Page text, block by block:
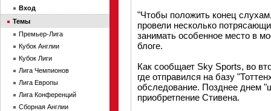
"Чтобы положить конец
провели несколько
занимать особенное место в
блоге.
Как сообщает Sky Sports, во
где отправился на базу
обследование. Позднее днем
приобретпение Стивена.
Вход
Темы
Премьер-Лига
Кубок Англии
Кубок Лиги
Лига Чемпионов
Лига Европы
Лига Конференций
Сборная Англии